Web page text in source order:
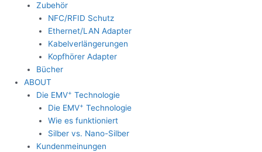
Zubehör
NFC/RFID Schutz
Ethernet/LAN Adapter
Kabelverlängerungen
Kopfhörer Adapter
Bücher
ABOUT
Die EMV+ Technologie
Die EMV+ Technologie
Wie es funktioniert
Silber vs. Nano-Silber
Kundenmeinungen